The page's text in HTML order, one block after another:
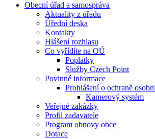
Obecní úřad a samospráva
Aktuality z úřadu
Úřední deska
Kontakty
Hlášení rozhlasu
Co vyřídíte na OÚ
Poplatky
Služby Czech Point
Povinné informace
Prohlášení o ochraně
Kamerový systém
Veřejné zakázky
Profil zadavatele
Program obnovy obce
Dotace